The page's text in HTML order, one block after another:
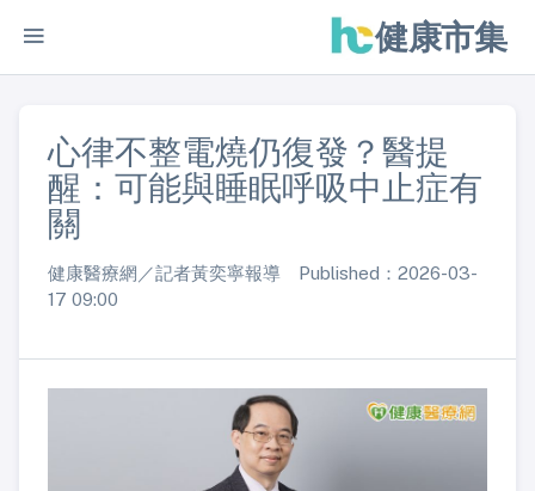
健康市集
心律不整電燒仍復發？醫提
醒：可能與睡眠呼吸中止症有
關
健康醫療網／記者黃奕寧報導 Published：2026-03-
17 09:00